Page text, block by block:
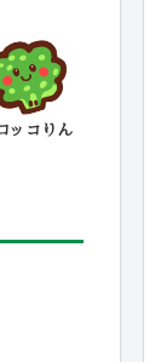
ッコりん